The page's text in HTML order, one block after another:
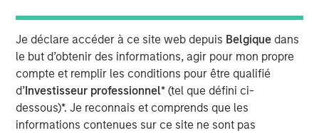
Je déclare accéder à ce site web depuis Belgique dans
le but d’obtenir des informations, agir pour mon propre
compte et remplir les conditions pour être qualifié
d’Investisseur professionnel* (tel que défini ci-
dessous)*. Je reconnais et comprends que les
informations contenues sur ce site ne sont pas
130,000 square foot facility with 30+ injection molding
presses and 15,000 square feet of certified ISO Class 7
cleanroom. iMARK is a market leading provider of custom
injection molded diagnostic and surgical medical devices
with the following awards: